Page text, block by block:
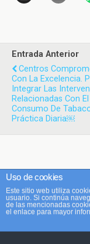
Entrada Anterior
Centros
Con La Excelencia.
Integrar Las
Relacionadas Con El
Consumo De
Práctica Diaria￼
Uso de cookies
Este sitio web utiliza
usuario. Si continúa
de las mencionadas
el enlace para mayor